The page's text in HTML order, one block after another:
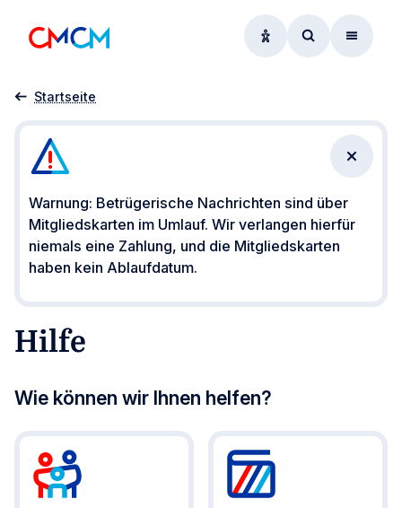
Optionen zur
Zum Menü
Startseite
Hilfe
Warnung: Betrügerische Nachrichten sind über
Mitgliedskarten im Umlauf. Wir verlangen hierfür
niemals eine Zahlung, und die Mitgliedskarten
haben kein Ablaufdatum.
Hilfe
Wie können wir Ihnen helfen?